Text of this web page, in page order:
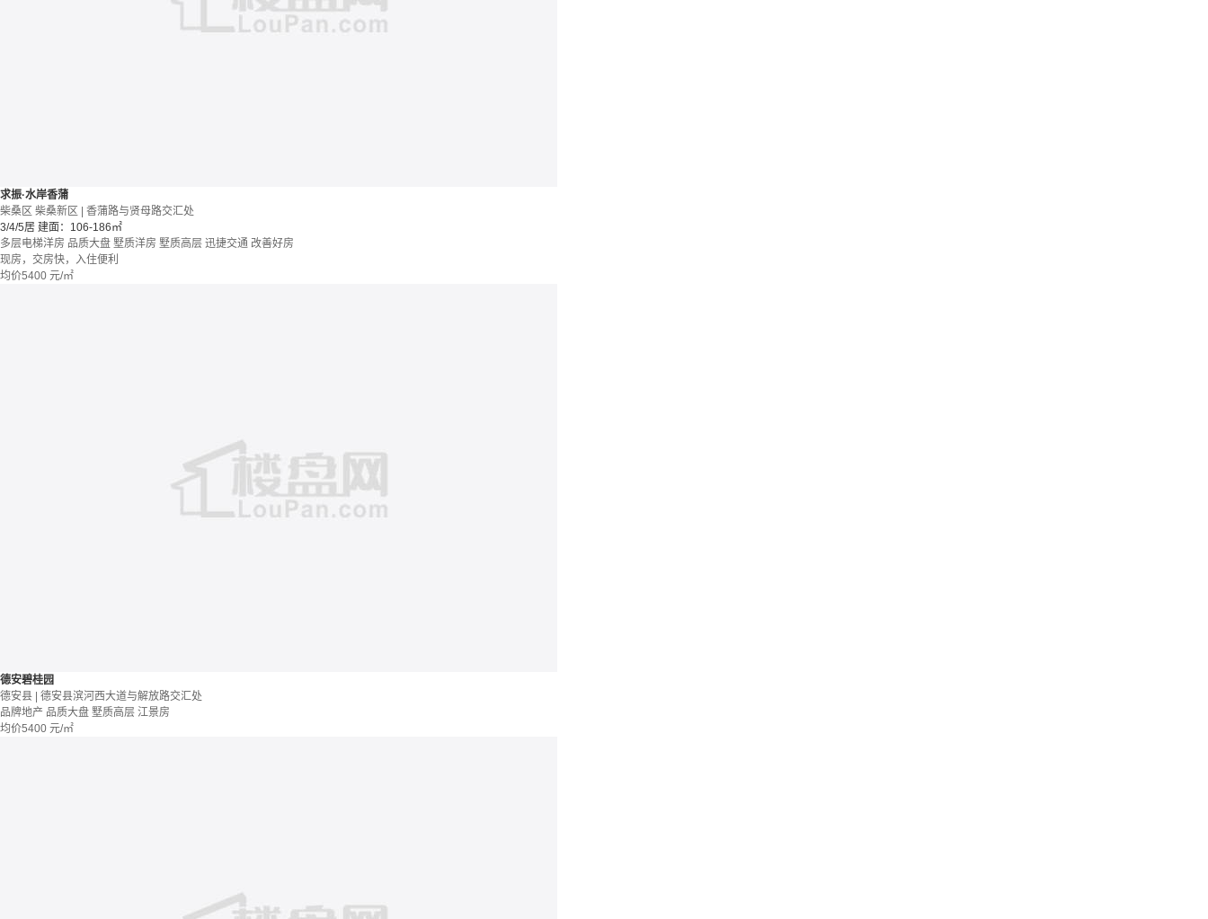
求振·水岸香蒲
柴桑区 柴桑新区 | 香蒲路与贤母路交汇处
3/4/5居 建面：106-186㎡
多层电梯洋房 品质大盘 墅质洋房 墅质高层 迅捷交通 改善好房
现房，交房快，入住便利
均价5400 元/㎡
德安碧桂园
德安县 | 德安县滨河西大道与解放路交汇处
品牌地产 品质大盘 墅质高层 江景房
均价5400 元/㎡